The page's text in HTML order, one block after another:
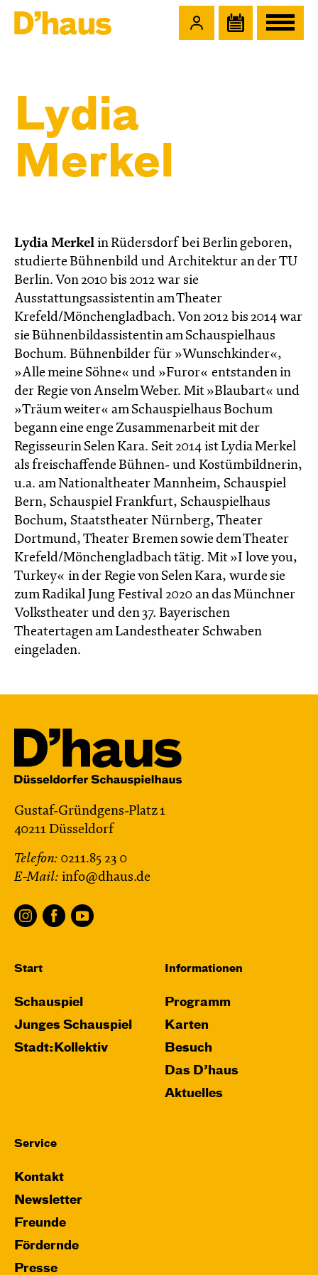
Lydia
Merkel
Lydia Merkel in Rüdersdorf bei Berlin geboren,
studierte Bühnenbild und Architektur an der TU
Berlin. Von 2010 bis 2012 war sie
Ausstattungsassistentin am Theater
Krefeld/Mönchengladbach. Von 2012 bis 2014 war
sie Bühnenbildassistentin am Schauspielhaus
Bochum. Bühnenbilder für »Wunschkinder«,
»Alle meine Söhne« und »Furor« entstanden in
der Regie von Anselm Weber. Mit »Blaubart« und
»Träum weiter« am Schauspielhaus Bochum
begann eine enge Zusammenarbeit mit der
Regisseurin Selen Kara. Seit 2014 ist Lydia Merkel
als freischaffende Bühnen- und Kostümbildnerin,
u.a. am Nationaltheater Mannheim, Schauspiel
Bern, Schauspiel Frankfurt, Schauspielhaus
Bochum, Staatstheater Nürnberg, Theater
Dortmund, Theater Bremen sowie dem Theater
Krefeld/Mönchengladbach tätig. Mit »I love you,
Turkey« in der Regie von Selen Kara, wurde sie
zum Radikal Jung Festival 2020 an das Münchner
Volkstheater und den 37. Bayerischen
Theatertagen am Landestheater Schwaben
eingeladen.
Gustaf-Gründgens-Platz 1
40211 Düsseldorf
Telefon: 0211.85 23 0
E-Mail: info@dhaus.de
Start
Schauspiel
Junges Schauspiel
Stadt:Kollektiv
Informationen
Programm
Karten
Besuch
Das D’haus
Aktuelles
Service
Kontakt
Newsletter
Freunde
Fördernde
Presse